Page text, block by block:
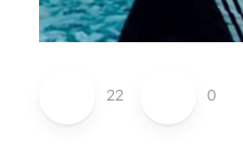
22 0